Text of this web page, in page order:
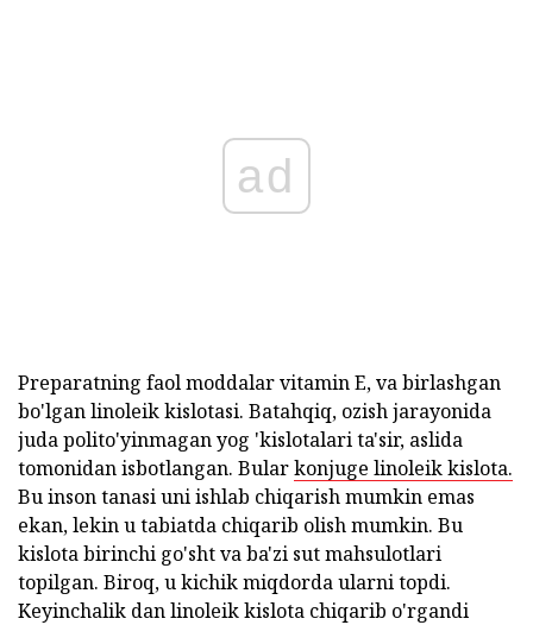
ad
Preparatning faol moddalar vitamin E, va birlashgan
bo'lgan linoleik kislotasi. Batahqiq, ozish jarayonida
juda polito'yinmagan yog 'kislotalari ta'sir, aslida
tomonidan isbotlangan. Bularkonjuge linoleik kislota.
Bu inson tanasi uni ishlab chiqarish mumkin emas
ekan, lekin u tabiatda chiqarib olish mumkin. Bu
kislota birinchi go'sht va ba'zi sut mahsulotlari
topilgan. Biroq, u kichik miqdorda ularni topdi.
Keyinchalik dan linoleik kislota chiqarib o'rgandi